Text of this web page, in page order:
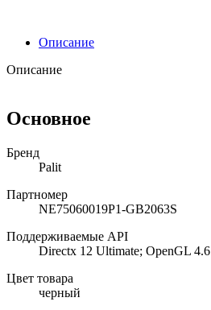
Описание
Описание
Основное
Бренд
Palit
Партномер
NE75060019P1-GB2063S
Поддерживаемые API
Directx 12 Ultimate; OpenGL 4.6
Цвет товара
черный